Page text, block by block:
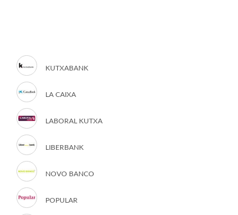
KUTXABANK
LA CAIXA
LABORAL KUTXA
LIBERBANK
NOVO BANCO
POPULAR